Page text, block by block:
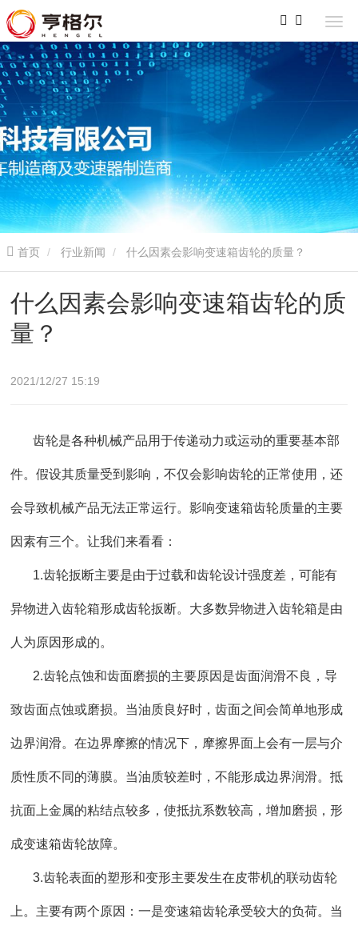
首页 行业新闻 什么因素会影响变速箱齿轮的质量？
什么因素会影响变速箱齿轮的质
量？
2021/12/27 15:19
齿轮是各种机械产品用于传递动力或运动的重要基本部
件。假设其质量受到影响，不仅会影响齿轮的正常使用，还
会导致机械产品无法正常运行。影响变速箱齿轮质量的主要
因素有三个。让我们来看看：
1.齿轮扳断主要是由于过载和齿轮设计强度差，可能有
异物进入齿轮箱形成齿轮扳断。大多数异物进入齿轮箱是由
人为原因形成的。
2.齿轮点蚀和齿面磨损的主要原因是齿面润滑不良，导
致齿面点蚀或磨损。当油质良好时，齿面之间会简单地形成
边界润滑。在边界摩擦的情况下，摩擦界面上会有一层与介
质性质不同的薄膜。当油质较差时，不能形成边界润滑。抵
抗面上金属的粘结点较多，使抵抗系数较高，增加磨损，形
成变速箱齿轮故障。
3.齿轮表面的塑形和变形主要发生在皮带机的联动齿轮
上。主要有两个原因：一是变速箱齿轮承受较大的负荷。当